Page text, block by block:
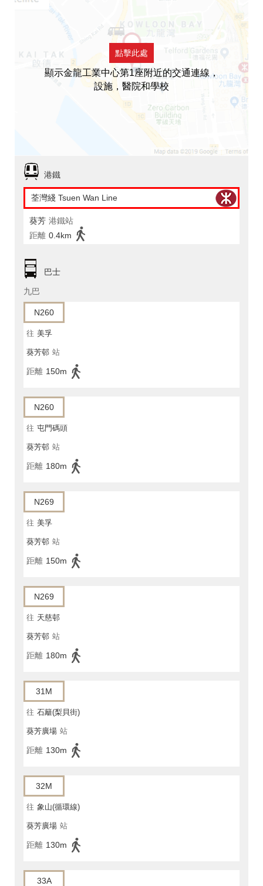
點擊此處
顯示金龍工業中心第1座附近的交通連線，
設施，醫院和學校
港鐵
荃灣綫 Tsuen Wan Line
葵芳 港鐵站
距離 0.4km
巴士
九巴
N260
往 美孚
葵芳邨 站
距離 150m
N260
往 屯門碼頭
葵芳邨 站
距離 180m
N269
往 美孚
葵芳邨 站
距離 150m
N269
往 天慈邨
葵芳邨 站
距離 180m
31M
往 石籬(梨貝街)
葵芳廣場 站
距離 130m
32M
往 象山(循環線)
葵芳廣場 站
距離 130m
33A